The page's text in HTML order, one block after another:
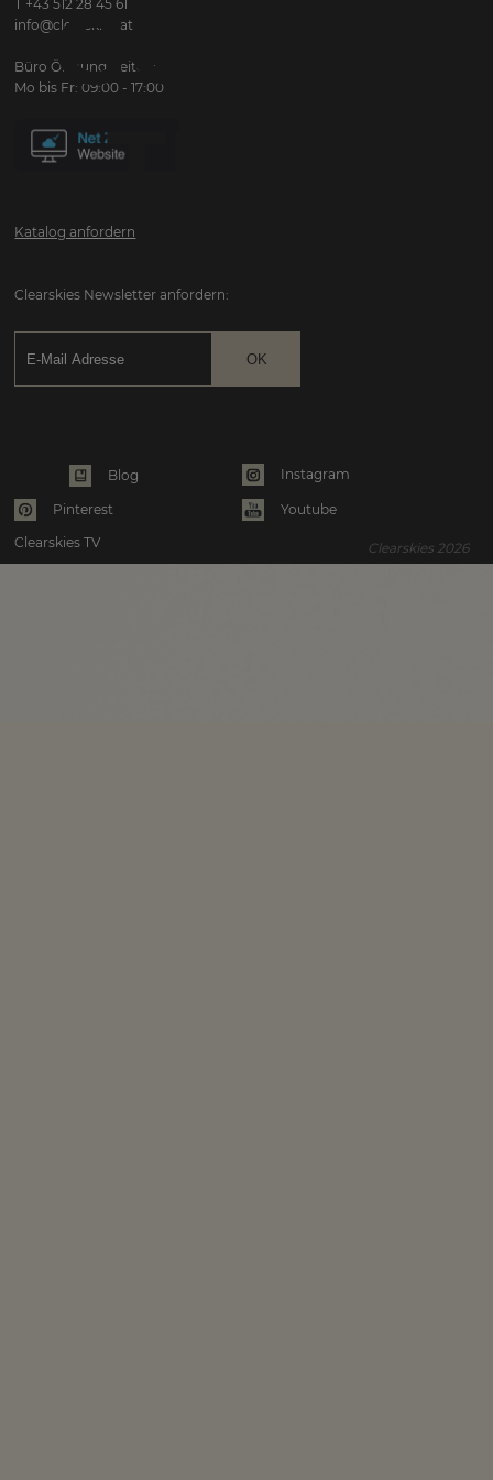
TREK
T +43 512 28 45 61
info@clearskies.at
Büro Öffnungszeiten:
Mo bis Fr: 09:00 - 17:00
Katalog anfordern
Clearskies Newsletter anfordern:
Blog Instagram
Pinterest
Youtube
Clearskies TV
Clearskies 2026